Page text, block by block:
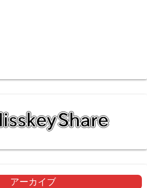
アーカイブ